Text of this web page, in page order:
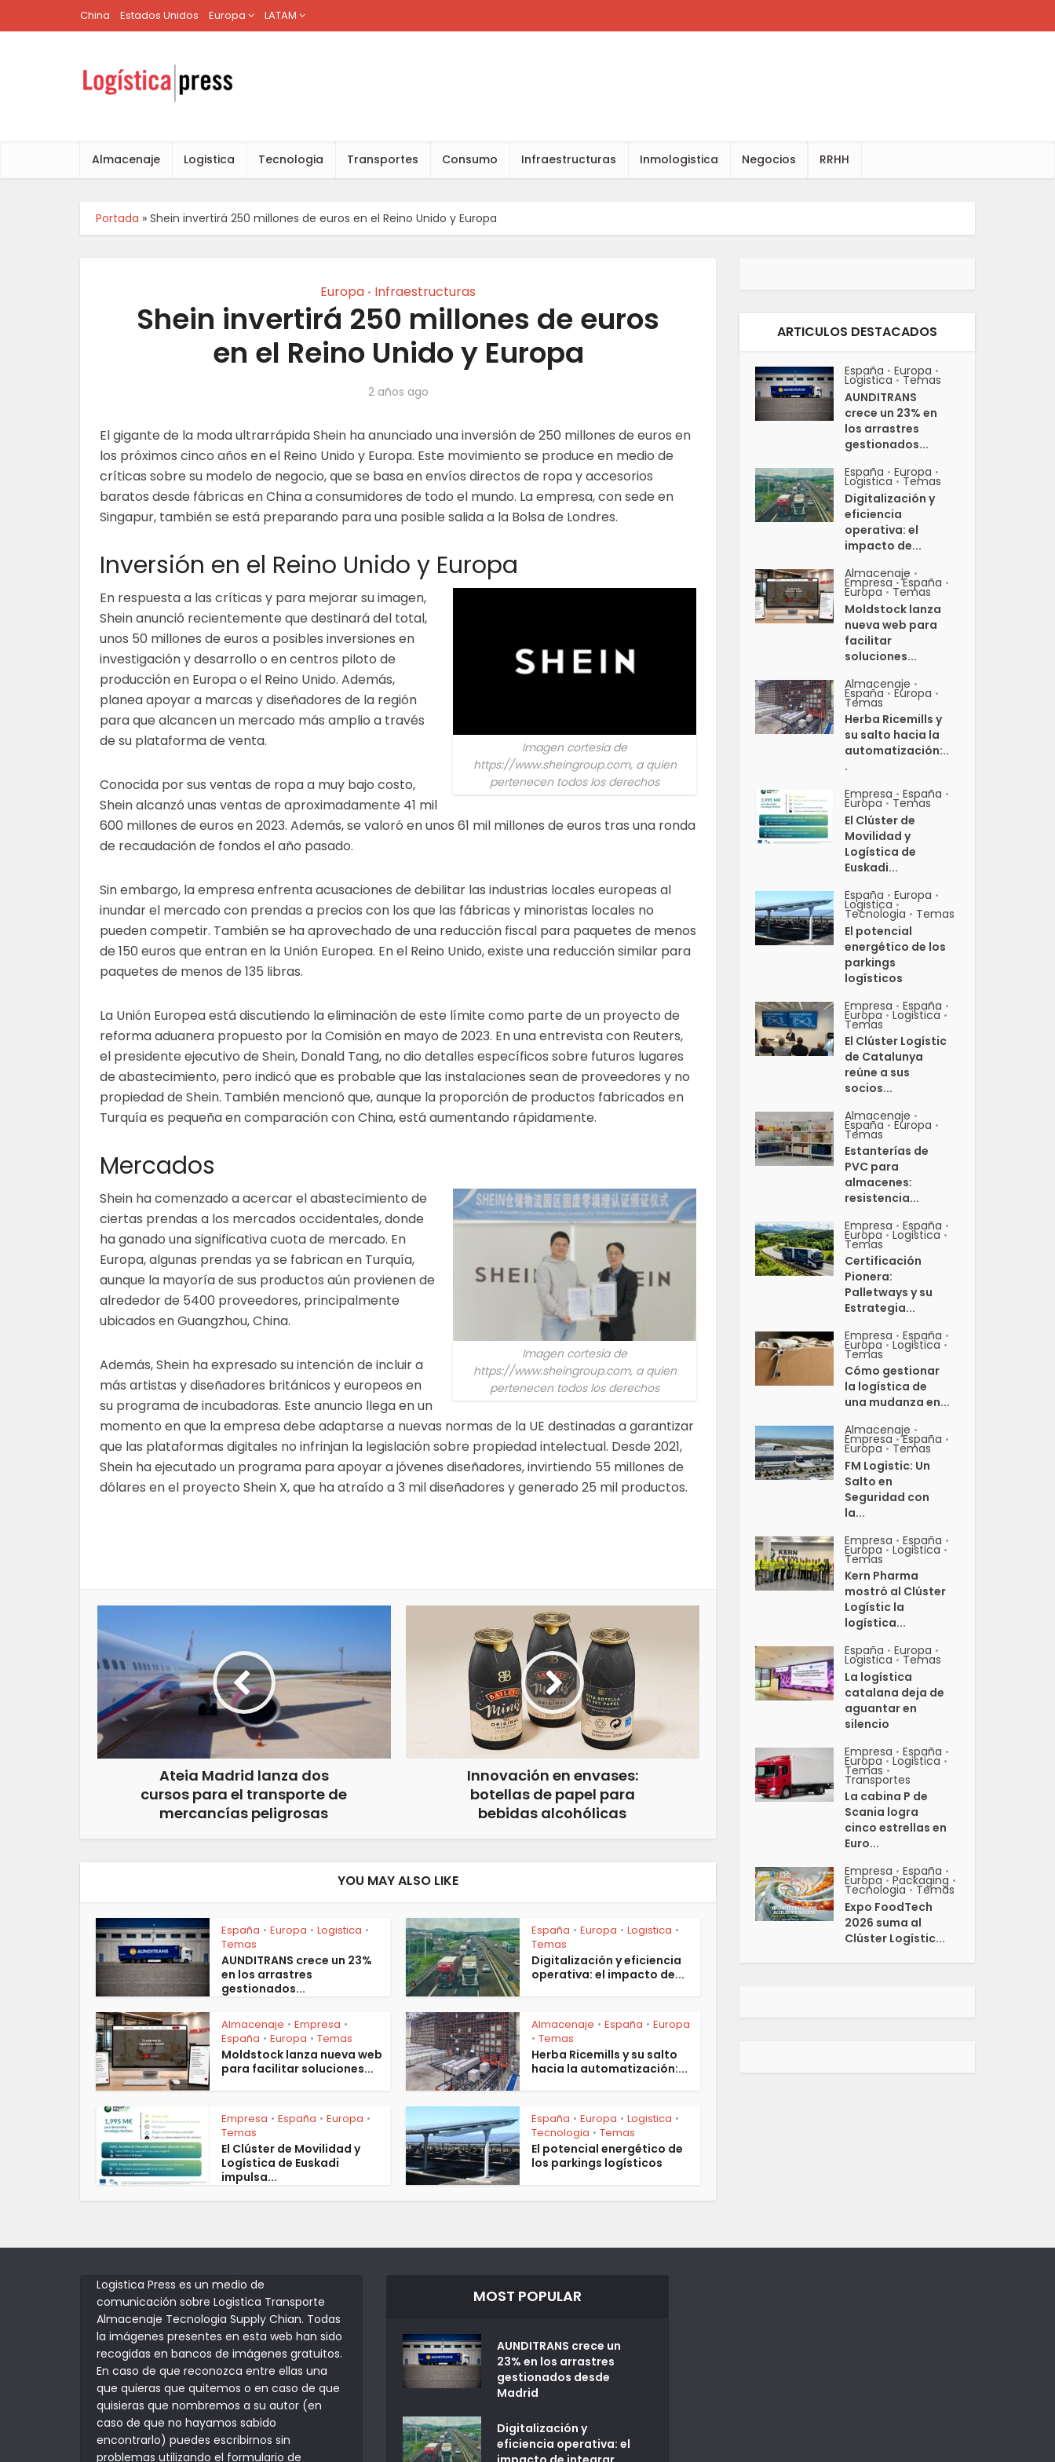
China Estados Unidos Europa LATAM
Almacenaje Logistica Tecnologia Transportes Consumo Infraestructuras Inmologistica Negocios RRHH
Portada » Shein invertirá 250 millones de euros en el Reino Unido y Europa
Europa • Infraestructuras
Shein invertirá 250 millones de euros
en el Reino Unido y Europa
2 años ago
El gigante de la moda ultrarrápida Shein ha anunciado una inversión de 250 millones de euros en
los próximos cinco años en el Reino Unido y Europa. Este movimiento se produce en medio de
críticas sobre su modelo de negocio, que se basa en envíos directos de ropa y accesorios
baratos desde fábricas en China a consumidores de todo el mundo. La empresa, con sede en
Singapur, también se está preparando para una posible salida a la Bolsa de Londres.
Inversión en el Reino Unido y Europa
Imagen cortesía de
https://www.sheingroup.com, a quien
pertenecen todos los derechos
En respuesta a las críticas y para mejorar su imagen,
Shein anunció recientemente que destinará del total,
unos 50 millones de euros a posibles inversiones en
investigación y desarrollo o en centros piloto de
producción en Europa o el Reino Unido. Además,
planea apoyar a marcas y diseñadores de la región
para que alcancen un mercado más amplio a través
de su plataforma de venta.
Conocida por sus ventas de ropa a muy bajo costo,
Shein alcanzó unas ventas de aproximadamente 41 mil
600 millones de euros en 2023. Además, se valoró en unos 61 mil millones de euros tras una ronda
de recaudación de fondos el año pasado.
Sin embargo, la empresa enfrenta acusaciones de debilitar las industrias locales europeas al
inundar el mercado con prendas a precios con los que las fábricas y minoristas locales no
pueden competir. También se ha aprovechado de una reducción fiscal para paquetes de menos
de 150 euros que entran en la Unión Europea. En el Reino Unido, existe una reducción similar para
paquetes de menos de 135 libras.
La Unión Europea está discutiendo la eliminación de este límite como parte de un proyecto de
reforma aduanera propuesto por la Comisión en mayo de 2023. En una entrevista con Reuters,
el presidente ejecutivo de Shein, Donald Tang, no dio detalles específicos sobre futuros lugares
de abastecimiento, pero indicó que es probable que las instalaciones sean de proveedores y no
propiedad de Shein. También mencionó que, aunque la proporción de productos fabricados en
Turquía es pequeña en comparación con China, está aumentando rápidamente.
Mercados
Imagen cortesía de
https://www.sheingroup.com, a quien
pertenecen todos los derechos
Shein ha comenzado a acercar el abastecimiento de
ciertas prendas a los mercados occidentales, donde
ha ganado una significativa cuota de mercado. En
Europa, algunas prendas ya se fabrican en Turquía,
aunque la mayoría de sus productos aún provienen de
alrededor de 5400 proveedores, principalmente
ubicados en Guangzhou, China.
Además, Shein ha expresado su intención de incluir a
más artistas y diseñadores británicos y europeos en
su programa de incubadoras. Este anuncio llega en un
momento en que la empresa debe adaptarse a nuevas normas de la UE destinadas a garantizar
que las plataformas digitales no infrinjan la legislación sobre propiedad intelectual. Desde 2021,
Shein ha ejecutado un programa para apoyar a jóvenes diseñadores, invirtiendo 55 millones de
dólares en el proyecto Shein X, que ha atraído a 3 mil diseñadores y generado 25 mil productos.
Ateia Madrid lanza dos
cursos para el transporte de
mercancías peligrosas
Innovación en envases:
botellas de papel para
bebidas alcohólicas
YOU MAY ALSO LIKE
España • Europa • Logistica •
Temas
AUNDITRANS crece un 23%
en los arrastres
gestionados...
España • Europa • Logistica •
Temas
Digitalización y eficiencia
operativa: el impacto de...
Almacenaje • Empresa •
España • Europa • Temas
Moldstock lanza nueva web
para facilitar soluciones...
Almacenaje • España • Europa
• Temas
Herba Ricemills y su salto
hacia la automatización:...
Empresa • España • Europa •
Temas
El Clúster de Movilidad y
Logística de Euskadi
impulsa...
España • Europa • Logistica •
Tecnologia • Temas
El potencial energético de
los parkings logísticos
ARTICULOS DESTACADOS
España • Europa •
Logistica • Temas
AUNDITRANS
crece un 23% en
los arrastres
gestionados...
España • Europa •
Logistica • Temas
Digitalización y
eficiencia
operativa: el
impacto de...
Almacenaje •
Empresa • España •
Europa • Temas
Moldstock lanza
nueva web para
facilitar
soluciones...
Almacenaje •
España • Europa •
Temas
Herba Ricemills y
su salto hacia la
automatización:..
.
Empresa • España •
Europa • Temas
El Clúster de
Movilidad y
Logística de
Euskadi...
España • Europa •
Logistica •
Tecnologia • Temas
El potencial
energético de los
parkings
logísticos
Empresa • España •
Europa • Logistica •
Temas
El Clúster Logístic
de Catalunya
reúne a sus
socios...
Almacenaje •
España • Europa •
Temas
Estanterías de
PVC para
almacenes:
resistencia...
Empresa • España •
Europa • Logistica •
Temas
Certificación
Pionera:
Palletways y su
Estrategia...
Empresa • España •
Europa • Logistica •
Temas
Cómo gestionar
la logística de
una mudanza en...
Almacenaje •
Empresa • España •
Europa • Temas
FM Logistic: Un
Salto en
Seguridad con
la...
Empresa • España •
Europa • Logistica •
Temas
Kern Pharma
mostró al Clúster
Logístic la
logística...
España • Europa •
Logistica • Temas
La logística
catalana deja de
aguantar en
silencio
Empresa • España •
Europa • Logistica •
Temas •
Transportes
La cabina P de
Scania logra
cinco estrellas en
Euro...
Empresa • España •
Europa • Packaging •
Tecnologia • Temas
Expo FoodTech
2026 suma al
Clúster Logístic...
Logistica Press es un medio de
comunicación sobre Logistica Transporte
Almacenaje Tecnologia Supply Chian. Todas
la imágenes presentes en esta web han sido
recogidas en bancos de imágenes gratuitos.
En caso de que reconozca entre ellas una
que quieras que quitemos o en caso de que
quisieras que nombremos a su autor (en
caso de que no hayamos sabido
encontrarlo) puedes escribirnos sin
problemas utilizando el formulario de
MOST POPULAR
AUNDITRANS crece un
23% en los arrastres
gestionados desde
Madrid
Digitalización y
eficiencia operativa: el